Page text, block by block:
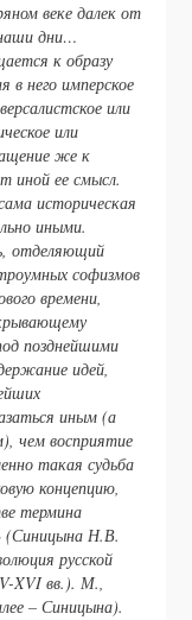
веке далек от
дни…
к образу
в него имперское
или
или
же к
иной ее смысл.
историческая
иными.
отделяющий
софизмов
времени,
позднейшими
идей,
иным (а
чем восприятие
такая судьба
концепцию,
термина
Н.В.
русской
XVI вв.). М.,
– Синицына).